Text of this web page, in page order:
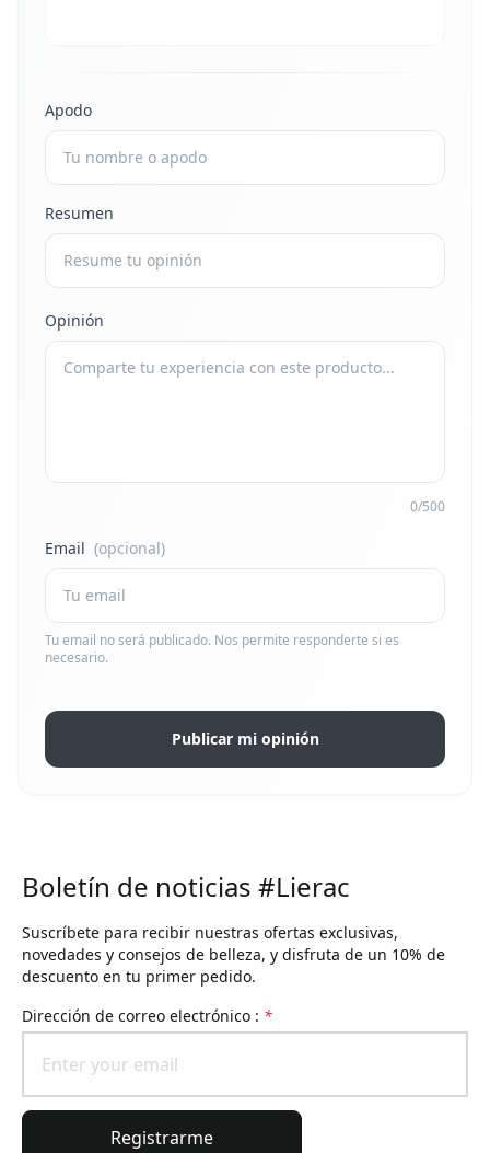
Apodo
Resumen
Opinión
0/500
Email (opcional)
Tu email no será publicado. Nos permite responderte si es
necesario.
Publicar mi opinión
Boletín de noticias #Lierac
Suscríbete para recibir nuestras ofertas exclusivas,
novedades y consejos de belleza, y disfruta de un 10% de
descuento en tu primer pedido.
Dirección de correo electrónico : *
Registrarme